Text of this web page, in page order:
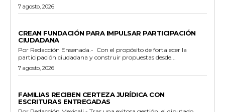
7 agosto, 2026
CREAN FUNDACIÓN PARA IMPULSAR PARTICIPACIÓN
CIUDADANA
Por Redacción Ensenada.- Con el propósito de fortalecer la
participación ciudadana y construir propuestas desde...
7 agosto, 2026
FAMILIAS RECIBEN CERTEZA JURÍDICA CON
ESCRITURAS ENTREGADAS